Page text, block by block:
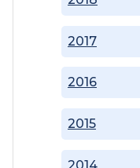
2014
2015
2016
2017